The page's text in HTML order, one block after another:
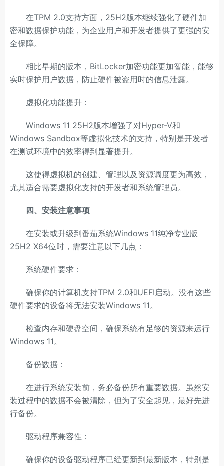
在TPM 2.0支持方面，25H2版本继续强化了硬件加
密和数据保护功能，为企业用户和开发者提供了更强的安
全保障。
相比早期的版本，BitLocker加密功能更加智能，能够
实时保护用户数据，防止硬件被盗用时的信息泄露。
虚拟化功能提升：
Windows 11 25H2版本增强了对Hyper-V和
Windows Sandbox等虚拟化技术的支持，特别是开发者
在测试环境中的效率得到显著提升。
这使得虚拟机的创建、管理以及资源调度更为高效，
尤其适合需要虚拟化支持的开发者和系统管理员。
四、安装注意事项
在安装或升级到番茄系统Windows 11纯净专业版
25H2 X64位时，需要注意以下几点：
系统硬件要求：
确保你的计算机支持TPM 2.0和UEFI启动。没有这些
硬件要求的设备将无法安装Windows 11。
检查内存和硬盘空间，确保系统有足够的资源来运行
Windows 11。
备份数据：
在进行系统安装前，务必备份所有重要数据。虽然安
装过程中的数据不会被清除，但为了安全起见，最好先进
行备份。
驱动程序兼容性：
确保你的设备驱动程序已经更新到最新版本，特别是